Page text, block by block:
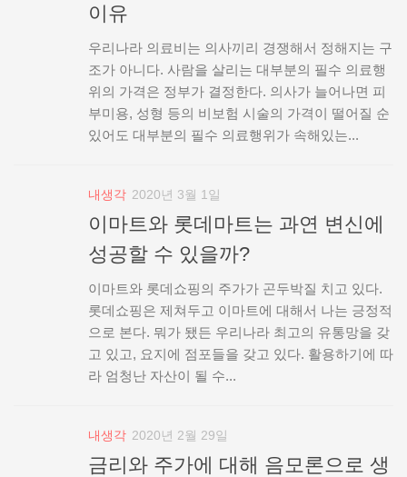
이유
우리나라 의료비는 의사끼리 경쟁해서 정해지는 구
조가 아니다. 사람을 살리는 대부분의 필수 의료행
위의 가격은 정부가 결정한다. 의사가 늘어나면 피
부미용, 성형 등의 비보험 시술의 가격이 떨어질 순
있어도 대부분의 필수 의료행위가 속해있는...
내생각 2020년 3월 1일
이마트와 롯데마트는 과연 변신에
성공할 수 있을까?
이마트와 롯데쇼핑의 주가가 곤두박질 치고 있다.
롯데쇼핑은 제쳐두고 이마트에 대해서 나는 긍정적
으로 본다. 뭐가 됐든 우리나라 최고의 유통망을 갖
고 있고, 요지에 점포들을 갖고 있다. 활용하기에 따
라 엄청난 자산이 될 수...
내생각 2020년 2월 29일
금리와 주가에 대해 음모론으로 생